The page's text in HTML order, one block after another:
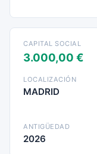
CAPITAL SOCIAL
3.000,00 €
LOCALIZACIÓN
MADRID
ANTIGÜEDAD
2026